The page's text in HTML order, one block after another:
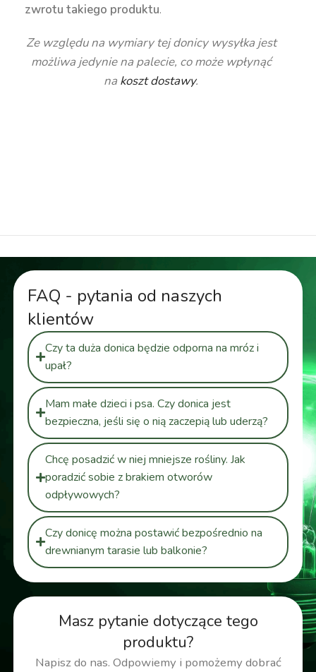
zwrotu takiego produktu.
Ze względu na wymiary tej donicy wysyłka jest
możliwa jedynie na palecie, co może wpłynąć
na koszt dostawy.
Masz pytanie dotyczące tego
produktu?
Napisz do nas. Odpowiemy i pomożemy dobrać
FAQ - pytania od naszych
klientów
Czy ta duża donica będzie odporna na mróz i
upał?
Mam małe dzieci i psa. Czy donica jest
bezpieczna, jeśli się o nią zaczepią lub uderzą?
Chcę posadzić w niej mniejsze rośliny. Jak
poradzić sobie z brakiem otworów
odpływowych?
Czy donicę można postawić bezpośrednio na
drewnianym tarasie lub balkonie?